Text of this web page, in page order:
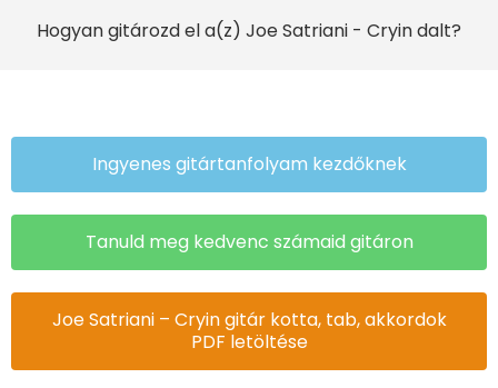
Hogyan gitározd el a(z) Joe Satriani - Cryin dalt?
Ingyenes gitártanfolyam kezdőknek
Tanuld meg kedvenc számaid gitáron
Joe Satriani – Cryin gitár kotta, tab, akkordok
PDF letöltése